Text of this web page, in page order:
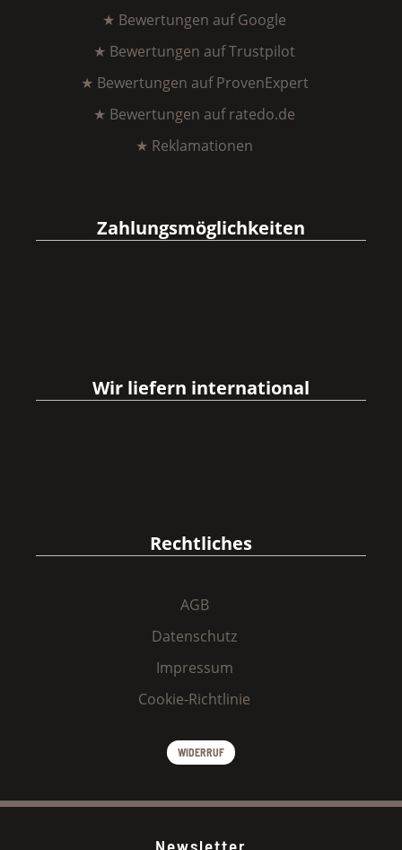
★ Bewertungen auf Google
★ Bewertungen auf Trustpilot
★ Bewertungen auf ProvenExpert
★ Bewertungen auf ratedo.de
★ Reklamationen
Zahlungsmöglichkeiten
Wir liefern international
Rechtliches
AGB
Datenschutz
Impressum
Cookie-Richtlinie
WIDERRUF